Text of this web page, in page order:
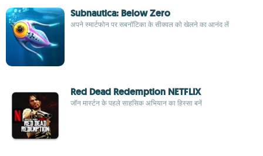
Subnautica: Below Zero
अपने स्मार्टफोन पर सबनॉटिका के सीक्वल को खेलने का आनंद लें
Red Dead Redemption NETFLIX
जॉन मार्स्टन के पहले साहसिक अभियान का हिस्सा बनें